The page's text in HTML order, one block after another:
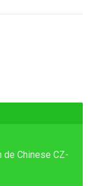
de Chinese CZ-